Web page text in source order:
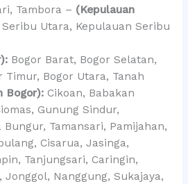
Tambora – (Kepulauan
Utara, Kepulauan Seribu
Bogor Barat, Bogor Selatan,
Timur, Bogor Utara, Tanah
Bogor): Cikoan, Babakan
Gunung Sindur,
Bungur, Tamansari, Pamijahan,
Cisarua, Jasinga,
Tanjungsari, Caringin,
Jonggol, Nanggung, Sukajaya,